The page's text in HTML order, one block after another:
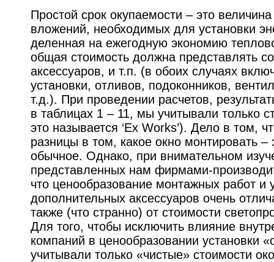
Простой срок окупаемости – это
вложений, необходимых для установки
деленная на ежегодную экономию
общая стоимость должна представлять
аксессуаров, и т.п. (в обоих случаях
установки, отливов, подоконников,
т.д.). При проведении расчетов,
в таблицах 1 – 11, мы учитывали только
это называется ‘Ex Works’). Дело в том,
разницы в том, какое окно монтировать
обычное. Однако, при внимательном
представленных нам фирмами-
что ценообразование монтажных работ и
дополнительных аксессуаров очень
также (что странно) от стоимости
Для того, чтобы исключить влияние
компаний в ценообразовании установки
учитывали только «чистые» стоимости